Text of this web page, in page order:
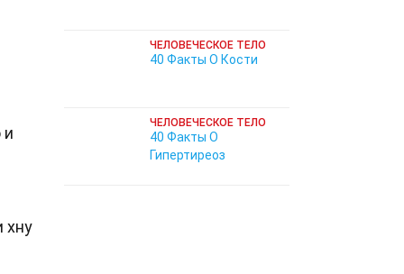
и
хну
ЧЕЛОВЕЧЕСКОЕ ТЕЛО
40 Факты О Кости
ЧЕЛОВЕЧЕСКОЕ ТЕЛО
40 Факты О
Гипертиреоз